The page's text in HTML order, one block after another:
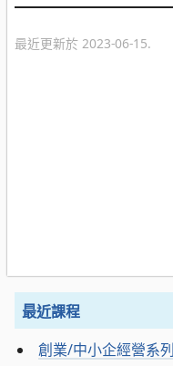
最近更新於 2023-06-15.
最近課程
創業/中小企經營系